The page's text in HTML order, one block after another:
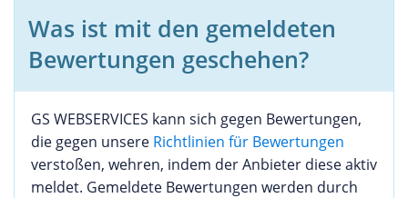
Was ist mit den gemeldeten
Bewertungen geschehen?
GS WEBSERVICES kann sich gegen Bewertungen,
die gegen unsere Richtlinien für Bewertungen
verstoßen, wehren, indem der Anbieter diese aktiv
meldet. Gemeldete Bewertungen werden durch